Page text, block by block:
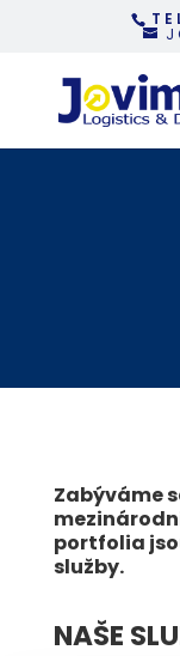
Zabýváme
portfolia
služby.
NAŠE